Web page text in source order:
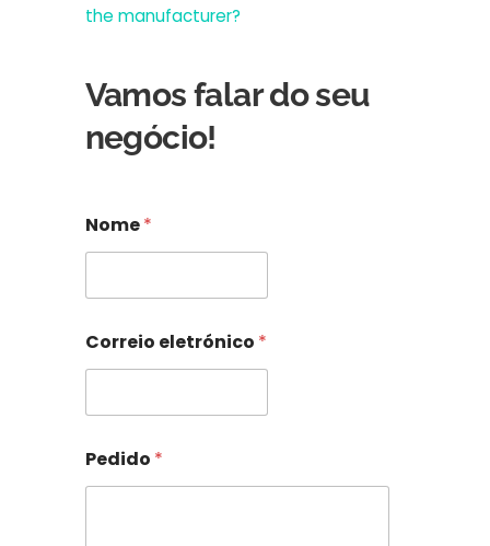
the manufacturer?
Vamos falar do seu
negócio!
Nome*
Correio eletrónico *
o
m
Pedido *